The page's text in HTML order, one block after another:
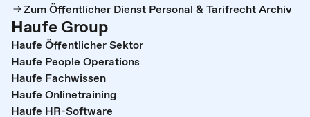
Zum Öffentlicher Dienst Personal & Tarifrecht Archiv
Haufe Group
Haufe Öffentlicher Sektor
Haufe People Operations
Haufe Fachwissen
Haufe Onlinetraining
Haufe HR-Software